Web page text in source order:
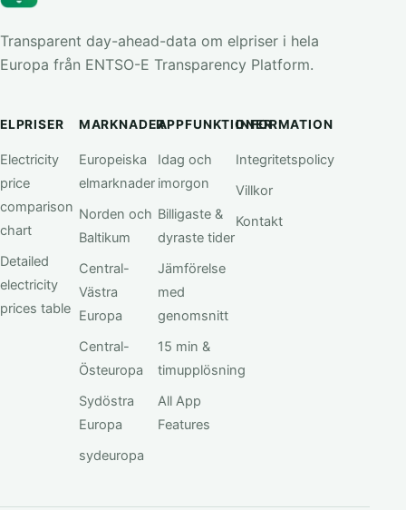
Transparent day-ahead-data om elpriser i hela
Europa från ENTSO-E Transparency Platform.
ELPRISER
Electricity
price
comparison
chart
Detailed
electricity
prices table
MARKNADER
Europeiska
elmarknader
Norden och
Baltikum
Central-
Västra
Europa
Central-
Östeuropa
Sydöstra
Europa
sydeuropa
APPFUNKTIONER
Idag och
imorgon
Billigaste &
dyraste tider
Jämförelse
med
genomsnitt
15 min &
timupplösning
All App
Features
INFORMATION
Integritetspolicy
Villkor
Kontakt